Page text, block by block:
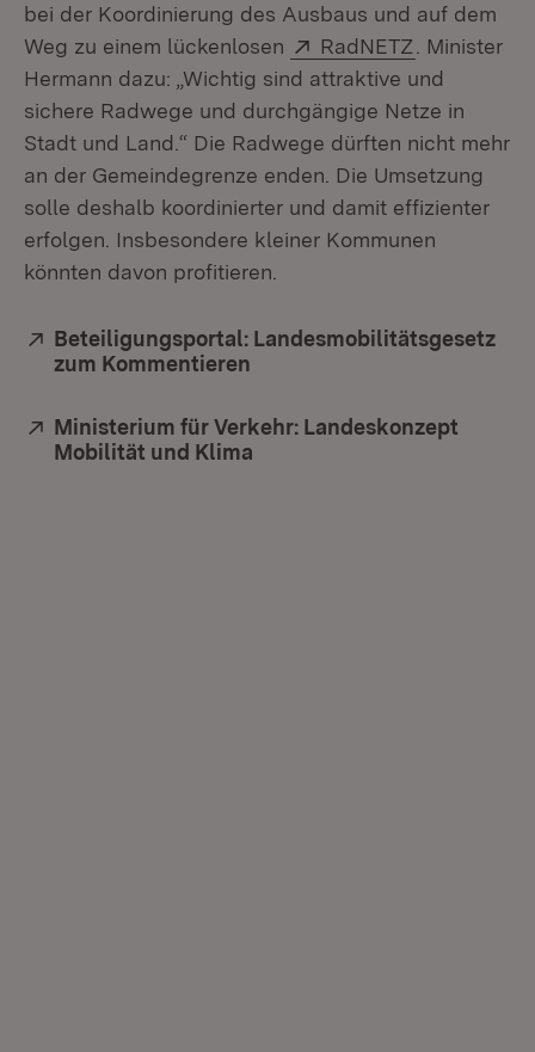
bei der Koordinierung des Ausbaus und auf dem
Weg zu einem lückenlosen
Extern:
RadNETZ (Öffnet in
. Minister
Hermann dazu: „Wichtig sind attraktive und
sichere Radwege und durchgängige Netze in
Stadt und Land.“ Die Radwege dürften nicht mehr
an der Gemeindegrenze enden. Die Umsetzung
solle deshalb koordinierter und damit effizienter
erfolgen. Insbesondere kleiner Kommunen
könnten davon profitieren.
Extern:
Beteiligungsportal: Landesmobilitätsgesetz
zum Kommentieren
Extern:
Ministerium für Verkehr: Landeskonzept
Mobilität und Klima